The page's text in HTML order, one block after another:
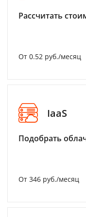
Рассчитать
От 0.52 руб./месяц
IaaS
Подобрать
От 346 руб./месяц